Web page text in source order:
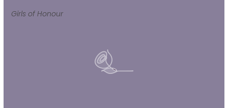
Girls of Honour